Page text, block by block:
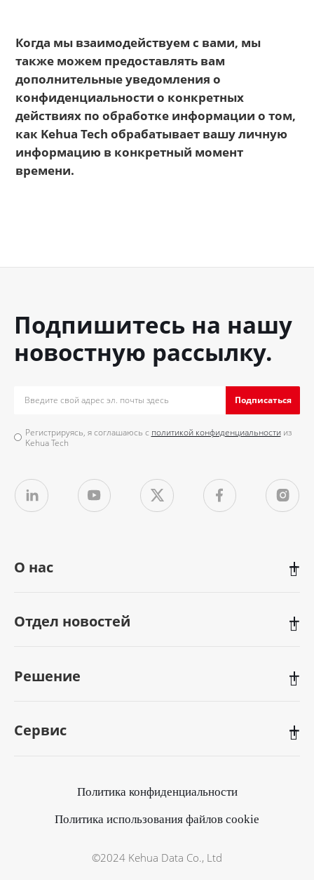
Когда мы взаимодействуем с вами, мы
также можем предоставлять вам
дополнительные уведомления о
конфиденциальности о конкретных
действиях по обработке информации о том,
как Kehua Tech обрабатывает вашу личную
информацию в конкретный момент
времени.
Подпишитесь на нашу
новостную рассылку.
Подписаться
Регистрируясь, я соглашаюсь с политикой конфиденциальностииз
Kehua Tech
О нас 
Отдел новостей 
Решение 
Сервис 
©2024 Kehua Data Co., Ltd
Политика конфиденциальности
Политика использования файлов сookie